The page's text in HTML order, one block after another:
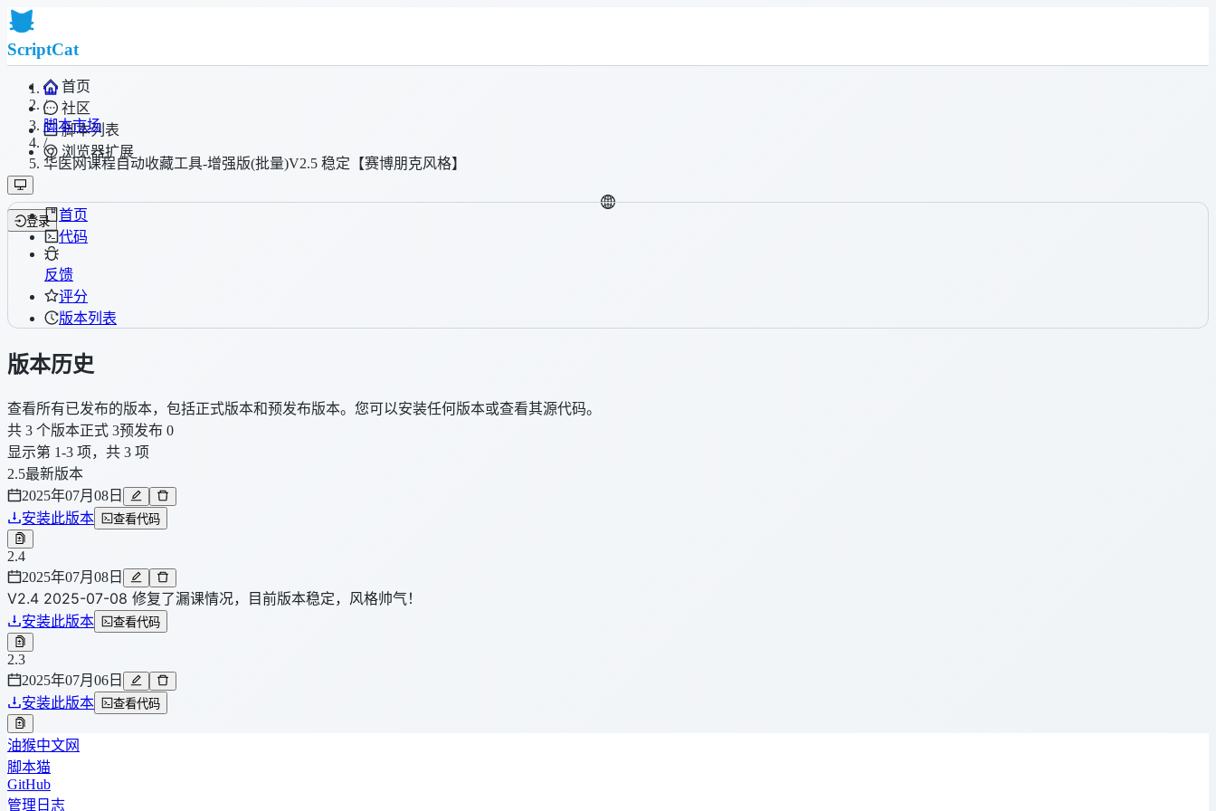
ScriptCat
首页
社区
脚本列表
浏览器扩展
登录
/
脚本市场
/
华医网课程自动收藏工具-增强版(批量)V2.5 稳定【赛博朋克风格】
首页
代码
反馈
评分
版本列表
版本历史
查看所有已发布的版本，包括正式版本和预发布版本。您可以安装任何版本或查看其源代码。
共 3 个版本正式 3预发布 0
显示第 1-3 项，共 3 项
2.5最新版本
2025年07月08日
安装此版本
查看代码
2.4
2025年07月08日
V2.4 2025-07-08 修复了漏课情况，目前版本稳定，风格帅气！
安装此版本 查看代码
2.3
2025年07月06日
安装此版本
查看代码
油猴中文网
脚本猫
GitHub
管理日志